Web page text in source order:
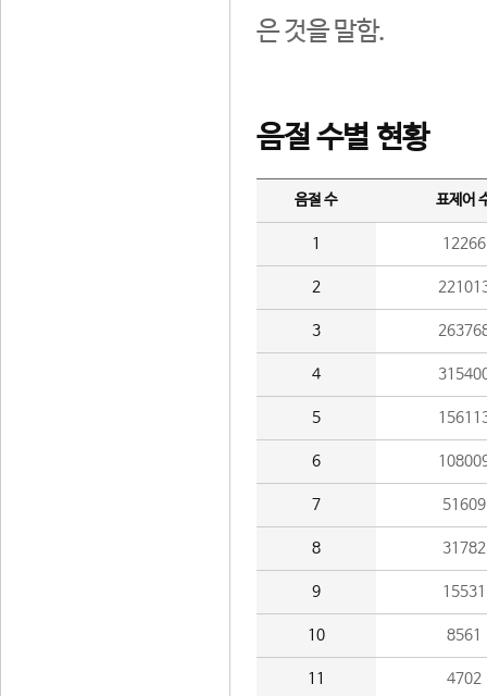
은 것을 말함.
음절 수별 현황
음절 수 표제어
1 12266
2
3
4
5
6
7 51609
8 31782
9 15531
10 8561
11 4702